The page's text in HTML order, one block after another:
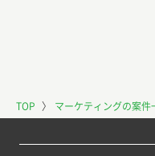
TOP 〉 マーケティングの案件